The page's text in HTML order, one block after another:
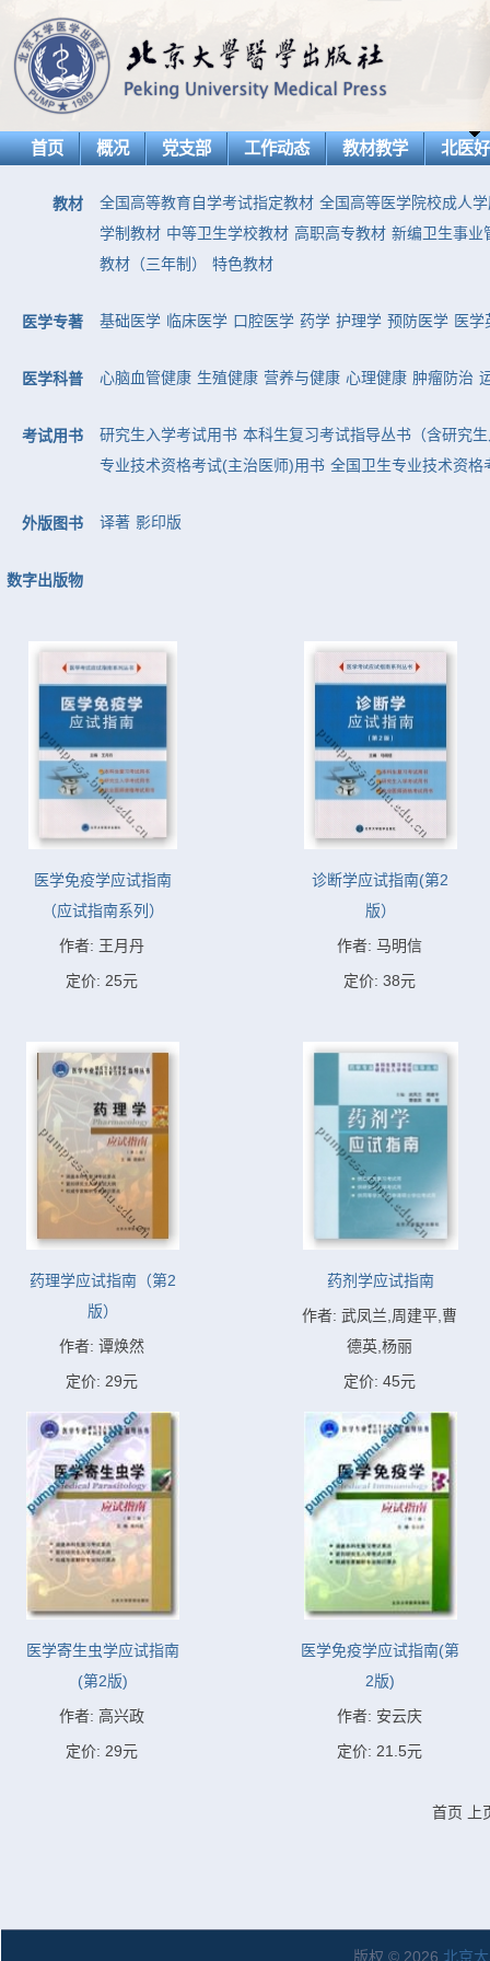
首页 概况 党支部 工作动态 教材教学 北医
教材 全国高等教育自学考试指定教材 全国高等医学院校成人
学制教材 中等卫生学校教材 高职高专教材 新编卫生事业
教材（三年制）
特色教材
医学专著 基础医学 临床医学 口腔医学 药学 护理学 预防医学 医学
医学科普 心脑血管健康 生殖健康 营养与健康 心理健康 肿瘤防治
考试用书 研究生入学考试用书 本科生复习考试指导丛书（含研究
专业技术资格考试(主治医师)用书 全国卫生专业技术资格
外版图书 译著 影印版
数字出版物
医学免疫学应试指南
（应试指南系列）
作者: 王月丹
定价: 25元
诊断学应试指南(第2
版）
作者: 马明信
定价: 38元
药理学应试指南（第2
版）
作者: 谭焕然
定价: 29元
药剂学应试指南
作者: 武凤兰,周建平,曹
德英,杨丽
定价: 45元
医学寄生虫学应试指南
(第2版)
作者: 高兴政
定价: 29元
医学免疫学应试指南(第
2版)
作者: 安云庆
定价: 21.5元
首页 上
版权 © 2026 北京